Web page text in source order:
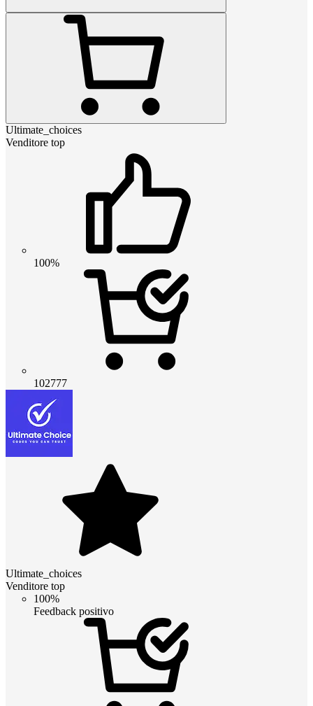
Ultimate_choices
Venditore top
100%
102777
Ultimate_choices
Venditore top
100%
Feedback positivo